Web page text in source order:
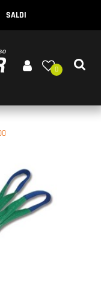
SALDI
0